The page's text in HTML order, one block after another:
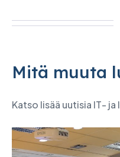
Mitä muuta
Katso lisää uutisia IT-